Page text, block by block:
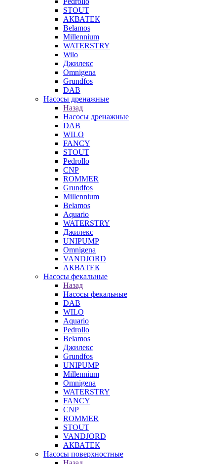
STOUT
АКВАТЕК
Belamos
Millennium
WATERSTRY
Wilo
Джилекс
Omnigena
Grundfos
DAB
Насосы дренажные
Назад
Насосы дренажные
DAB
WILO
FANCY
STOUT
Pedrollo
CNP
ROMMER
Grundfos
Millennium
Belamos
Aquario
WATERSTRY
Джилекс
UNIPUMP
Omnigena
VANDJORD
АКВАТЕК
Насосы фекальные
Назад
Насосы фекальные
DAB
WILO
Aquario
Pedrollo
Belamos
Джилекс
Grundfos
UNIPUMP
Millennium
Omnigena
WATERSTRY
FANCY
CNP
ROMMER
STOUT
VANDJORD
АКВАТЕК
Насосы поверхностные